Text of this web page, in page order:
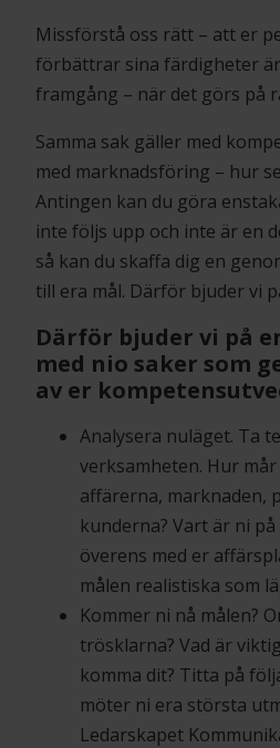
Missförstå oss rätt – att er
förbättrar sina färdigheter
framgång – när det görs på
Samma sak gäller med
med marknadsföring – hur
Antingen kan du göra
inte följs upp och inte är en
så kan du skaffa dig en
till era mål. Därför bjuder vi
Därför bjuder vi på
med nio saker som
av er
Analysera nuläget. Ta
verksamheten. Hur
affärerna, marknaden,
kunderna? Vart är ni
överens med er
målen realistiska som
Kommer ni nå målen?
trösklarna? Vad är
komma dit? Titta på
möter ni era största
Ledarskapet